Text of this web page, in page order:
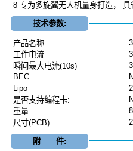
8 专为多旋翼无人机量身打造， 具
技术参数:
产品名称
工作电流
瞬间最大电流(10s)
BEC
Lipo
是否支持编程卡:
重量
尺寸(PCB)
附 件: